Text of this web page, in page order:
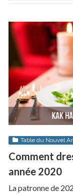
Table du Nouvel
Comment
année 2020
La patronne de